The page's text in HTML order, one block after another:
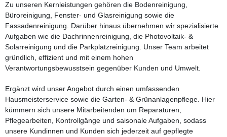
Zu unseren Kernleistungen gehören die Bodenreinigung,
Büroreinigung, Fenster- und Glasreinigung sowie die
Fassadenreinigung. Darüber hinaus übernehmen wir spezialisierte
Aufgaben wie die Dachrinnenreinigung, die Photovoltaik- &
Solarreinigung und die Parkplatzreinigung. Unser Team arbeitet
gründlich, effizient und mit einem hohen
Verantwortungsbewusstsein gegenüber Kunden und Umwelt.
Ergänzt wird unser Angebot durch einen umfassenden
Hausmeisterservice sowie die Garten- & Grünanlagenpflege. Hier
kümmern sich unsere Mitarbeitenden um Reparaturen,
Pflegearbeiten, Kontrollgänge und saisonale Aufgaben, sodass
unsere Kundinnen und Kunden sich jederzeit auf gepflegte